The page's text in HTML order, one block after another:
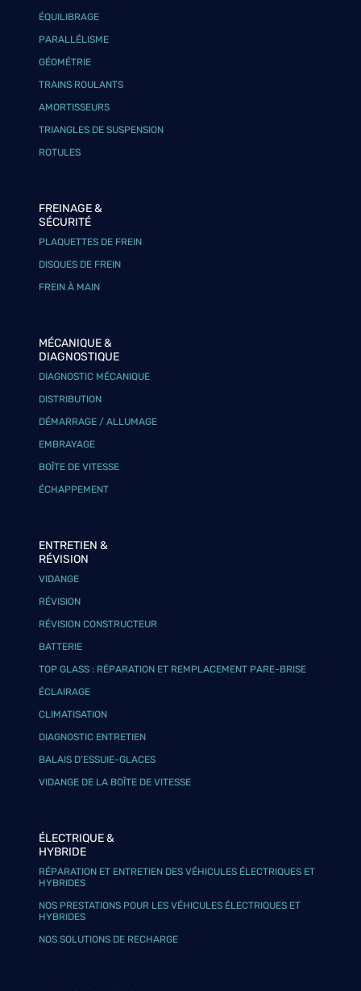
ÉQUILIBRAGE
PARALLÉLISME
GÉOMÉTRIE
TRAINS ROULANTS
AMORTISSEURS
TRIANGLES DE SUSPENSION
ROTULES
FREINAGE &
SÉCURITÉ
PLAQUETTES DE FREIN
DISQUES DE FREIN
FREIN À MAIN
MÉCANIQUE &
DIAGNOSTIQUE
DIAGNOSTIC MÉCANIQUE
DISTRIBUTION
DÉMARRAGE / ALLUMAGE
EMBRAYAGE
BOÎTE DE VITESSE
ÉCHAPPEMENT
ENTRETIEN &
RÉVISION
VIDANGE
RÉVISION
RÉVISION CONSTRUCTEUR
BATTERIE
TOP GLASS : RÉPARATION ET REMPLACEMENT PARE-BRISE
ÉCLAIRAGE
CLIMATISATION
DIAGNOSTIC ENTRETIEN
BALAIS D’ESSUIE-GLACES
VIDANGE DE LA BOÎTE DE VITESSE
ÉLECTRIQUE &
HYBRIDE
RÉPARATION ET ENTRETIEN DES VÉHICULES ÉLECTRIQUES ET
HYBRIDES
NOS PRESTATIONS POUR LES VÉHICULES ÉLECTRIQUES ET
HYBRIDES
NOS SOLUTIONS DE RECHARGE